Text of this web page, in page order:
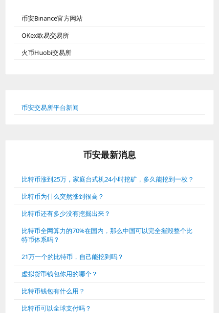
币安Binance官方网站
OKex欧易交易所
火币Huobi交易所
币安交易所平台新闻
币安最新消息
比特币涨到25万，家庭台式机24小时挖矿，多久能挖到一枚？
比特币为什么突然涨到很高？
比特币还有多少没有挖掘出来？
比特币全网算力的70%在国内，那么中国可以完全摧毁整个比
特币体系吗？
21万一个的比特币，自己能挖到吗？
虚拟货币钱包你用的哪个？
比特币钱包有什么用？
比特币可以全球支付吗？